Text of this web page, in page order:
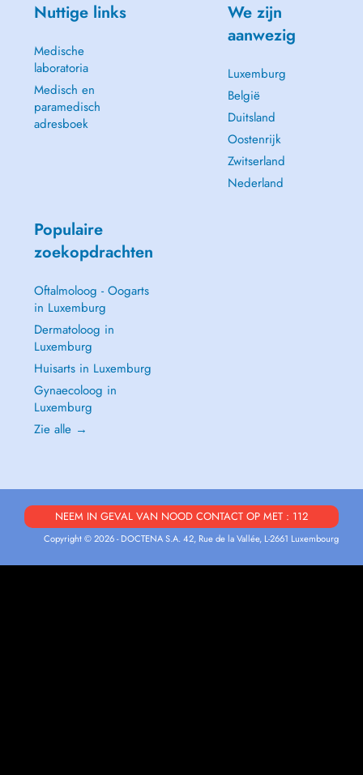
Nuttige links
Medische
laboratoria
Medisch en
paramedisch
adresboek
We zijn
aanwezig
Luxemburg
België
Duitsland
Oostenrijk
Zwitserland
Nederland
Populaire
zoekopdrachten
Oftalmoloog - Oogarts
in Luxemburg
Dermatoloog in
Luxemburg
Huisarts in Luxemburg
Gynaecoloog in
Luxemburg
Zie alle →
NEEM IN GEVAL VAN NOOD CONTACT OP MET : 112
Copyright © 2026 - DOCTENA S.A. 42, Rue de la Vallée, L-2661 Luxembourg